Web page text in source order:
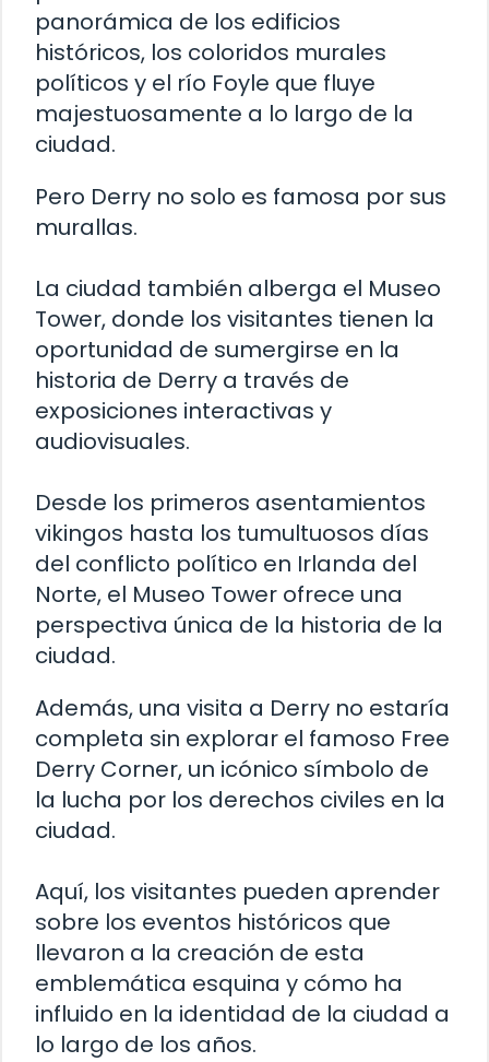
panorámica de los edificios
históricos, los coloridos murales
políticos y el río Foyle que fluye
majestuosamente a lo largo de la
ciudad.
Pero Derry no solo es famosa por sus
murallas.
La ciudad también alberga el Museo
Tower, donde los visitantes tienen la
oportunidad de sumergirse en la
historia de Derry a través de
exposiciones interactivas y
audiovisuales.
Desde los primeros asentamientos
vikingos hasta los tumultuosos días
del conflicto político en Irlanda del
Norte, el Museo Tower ofrece una
perspectiva única de la historia de la
ciudad.
Además, una visita a Derry no estaría
completa sin explorar el famoso Free
Derry Corner, un icónico símbolo de
la lucha por los derechos civiles en la
ciudad.
Aquí, los visitantes pueden aprender
sobre los eventos históricos que
llevaron a la creación de esta
emblemática esquina y cómo ha
influido en la identidad de la ciudad a
lo largo de los años.